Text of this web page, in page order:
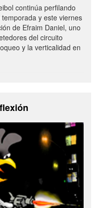
continúa perfilando
y este viernes
de Efraim Daniel, uno
del circuito
y la verticalidad en